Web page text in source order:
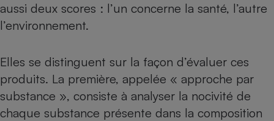
aussi deux scores : l’un concerne la santé, l’autre
l’environnement.
Elles se distinguent sur la façon d’évaluer ces
produits. La première, appelée « approche par
substance », consiste à analyser la nocivité de
chaque substance présente dans la composition